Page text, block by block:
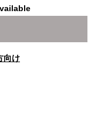
向け